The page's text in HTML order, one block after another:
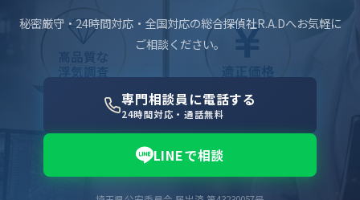
秘密厳守・24時間対応・全国対応の総合探偵社R.A.Dへお気軽に
ご相談ください。
専門相談員に電話する
24時間対応・通話無料
LINEで相談